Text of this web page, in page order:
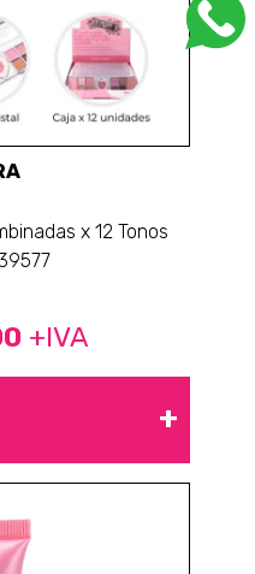
x 12 Tonos
+IVA
+